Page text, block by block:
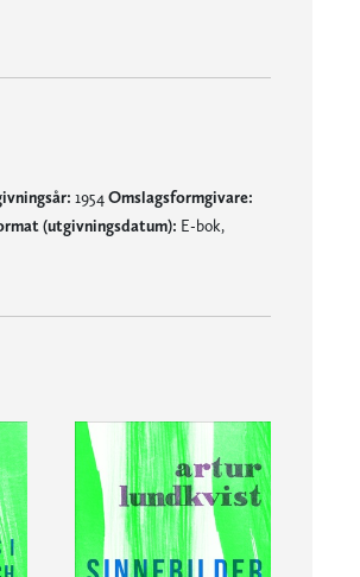
1954 Omslagsformgivare:
(utgivningsdatum): E-bok,